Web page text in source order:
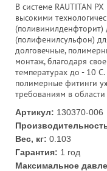
В системе RAUTITAN
высокими
(поливинилденфторит)
(полифенилсульфон)
долговечные,
монтаж, благодаря
температурах до - 10
полимерные фитинги
требованиям в
Артикул: 130370-006
Вес, кг: 0.103
Гарантия: 1 год
Максимальное